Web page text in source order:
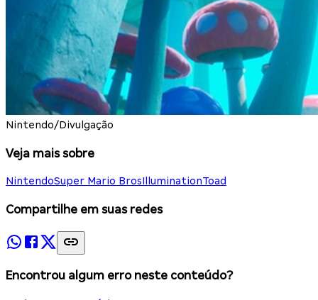
Nintendo/Divulgação
Veja mais sobre
NintendoSuper Mario BrosIlluminationToad
Compartilhe em suas redes
Encontrou algum erro neste conteúdo?